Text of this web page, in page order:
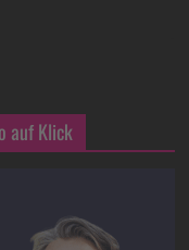
auf Klick